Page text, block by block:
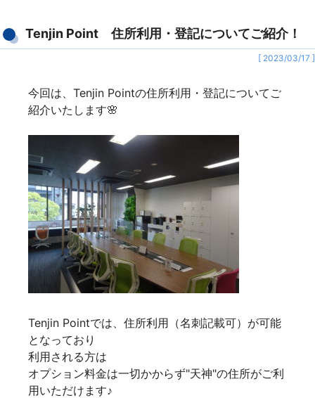
Tenjin Point 住所利用・登記についてご紹介！
[ 2023/03/17 ]
今回は、Tenjin Pointの住所利用・登記についてご
紹介いたします🌸
Tenjin Pointでは、住所利用（名刺記載可）が可能
となっており
利用される方は
オプション料金は一切かからず"天神"の住所がご利
用いただけます♪